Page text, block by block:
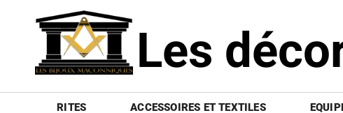
Les
RITES ACCESSOIRES ET TEXTILES